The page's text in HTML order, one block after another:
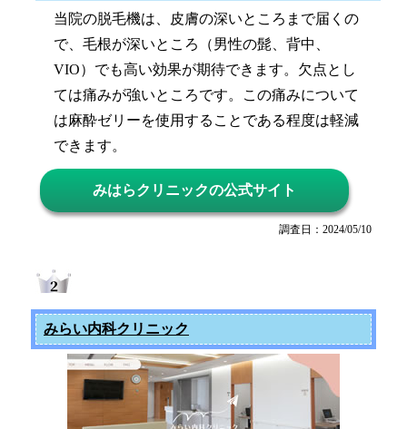
当院の脱毛機は、皮膚の深いところまで届くの
で、毛根が深いところ（男性の髭、背中、
VIO）でも高い効果が期待できます。欠点とし
ては痛みが強いところです。この痛みについて
は麻酔ゼリーを使用することである程度は軽減
できます。
みはらクリニックの公式サイト
調査日：2024/05/10
みらい内科クリニック